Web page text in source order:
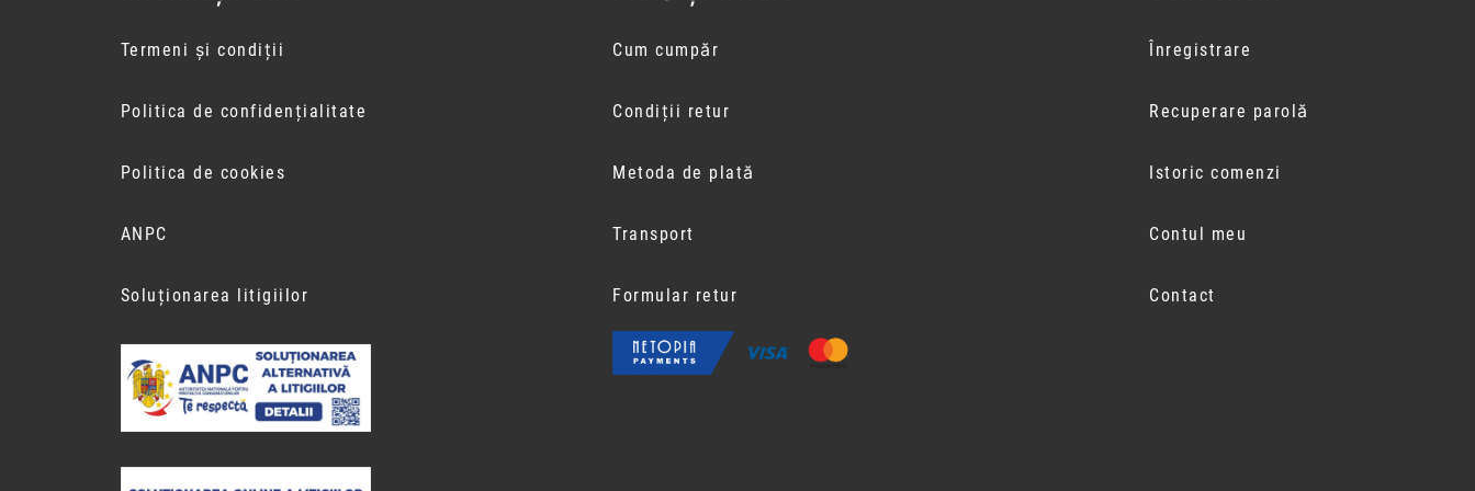
Termeni și condiții
Politica de confidențialitate
Politica de cookies
ANPC
Soluționarea litigiilor
Cum cumpăr
Condiții retur
Metoda de plată
Transport
Formular retur
Înregistrare
Recuperare parolă
Istoric comenzi
Contul meu
Contact